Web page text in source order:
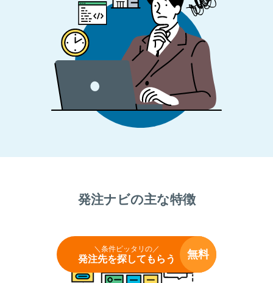
発注ナビの主な特徴
＼条件ピッタリの／
発注先を探してもらう 無料